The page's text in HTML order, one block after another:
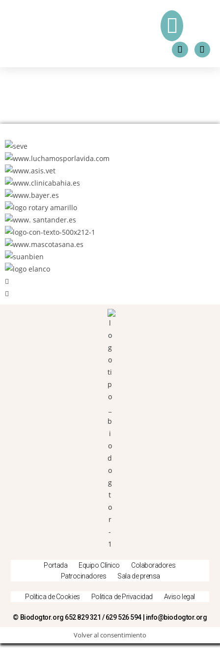
Portada Equipo Clínico
Colaboradores
Patrocinadores
Sala de prensa
Política de Cookies Politica de Privacidad Aviso legal
© Biodogtor.org 652 829 321 / 629 526 594 | info@biodogtor.org
Volver al consentimiento